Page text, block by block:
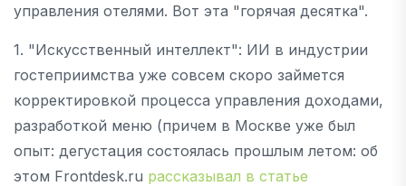
управления отелями. Вот эта "горячая десятка".
1. "Искусственный интеллект": ИИ в индустрии
гостеприимства уже совсем скоро займется
корректировкой процесса управления доходами,
разработкой меню (причем в Москве уже был
опыт: дегустация состоялась прошлым летом: об
этом Frontdesk.ru рассказывал в статье